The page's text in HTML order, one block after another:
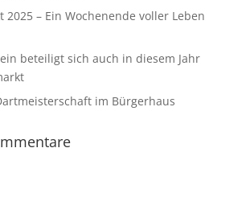
2025 – Ein Wochenende voller Leben
beteiligt sich auch in diesem Jahr
im Bürgerhaus